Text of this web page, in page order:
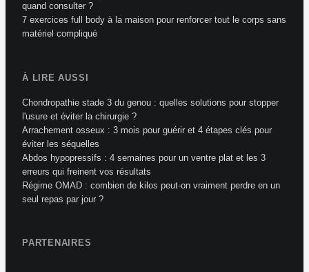
quand consulter ?
7 exercices full body à la maison pour renforcer tout le corps sans
matériel compliqué
À LIRE AUSSI
Chondropathie stade 3 du genou : quelles solutions pour stopper
l'usure et éviter la chirurgie ?
Arrachement osseux : 3 mois pour guérir et 4 étapes clés pour
éviter les séquelles
Abdos hypopressifs : 4 semaines pour un ventre plat et les 3
erreurs qui freinent vos résultats
Régime OMAD : combien de kilos peut-on vraiment perdre en un
seul repas par jour ?
PARTENAIRES